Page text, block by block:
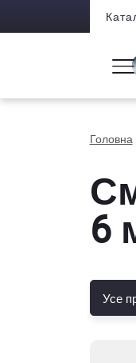
Головна
6
Усе